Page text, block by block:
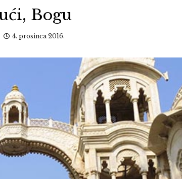
Bogu
4. prosinca 2016.